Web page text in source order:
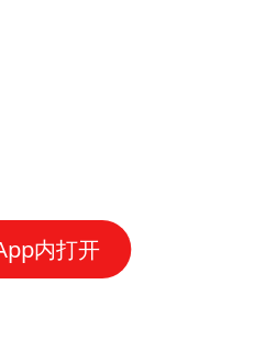
内打开